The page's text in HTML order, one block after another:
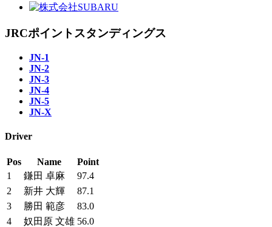
JRCポイントスタンディングス
JN-1
JN-2
JN-3
JN-4
JN-5
JN-X
Driver
Pos Name
Point
1
鎌田 卓麻
97.4
2
新井 大輝
87.1
3
勝田 範彦
83.0
4
奴田原 文雄 56.0